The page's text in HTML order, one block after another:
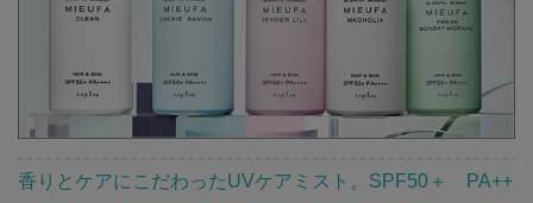
香りとケアにこだわったUVケアミスト。SPF50＋ PA++